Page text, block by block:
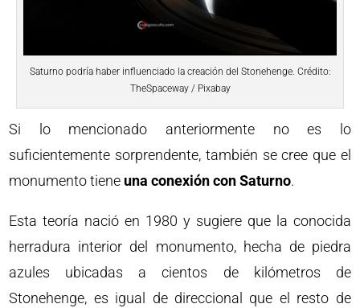
Saturno podría haber influenciado la creación del Stonehenge. Crédito:
TheSpaceway / Pixabay
Si lo mencionado anteriormente no es lo
suficientemente sorprendente, también se cree que el
monumento tiene una conexión con Saturno.
Esta teoría nació en 1980 y sugiere que la conocida
herradura interior del monumento, hecha de piedra
azules ubicadas a cientos de kilómetros de
Stonehenge, es igual de direccional que el resto de